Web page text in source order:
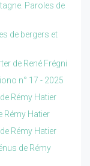
Paroles de
de bergers et
de René Frégni
n° 17 - 2025
Rémy Hatier
Rémy Hatier
Rémy Hatier
de Rémy